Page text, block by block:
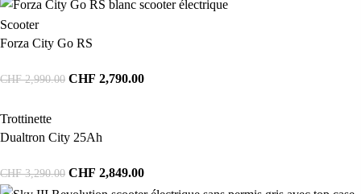
Scooter
Forza City Go RS
CHF2,990.00 CHF 2,790.00
Trottinette
Dualtron City 25Ah
CHF3,290.00 CHF 2,849.00